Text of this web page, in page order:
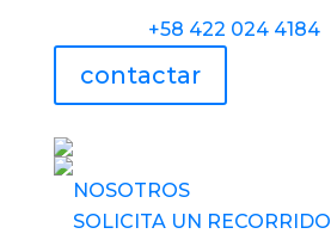
+58 422 024 4184
contactar
NOSOTROS
SOLICITA UN RECORRIDO